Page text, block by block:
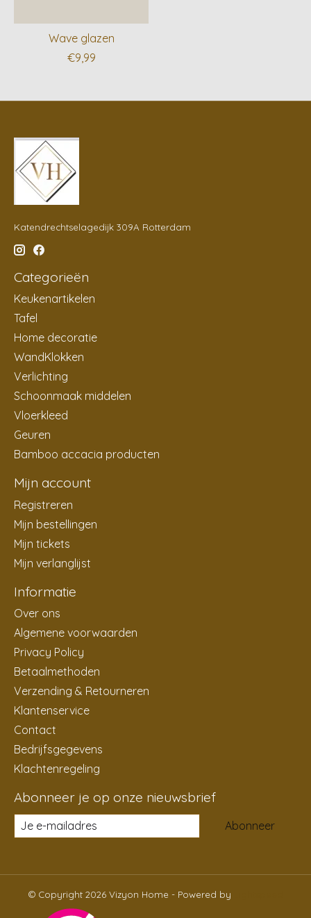
Wave glazen
€9,99
Katendrechtselagedijk 309A Rotterdam
Categorieën
Keukenartikelen
Tafel
Home decoratie
WandKlokken
Verlichting
Schoonmaak middelen
Vloerkleed
Geuren
Bamboo accacia producten
Mijn account
Registreren
Mijn bestellingen
Mijn tickets
Mijn verlanglijst
Informatie
Over ons
Algemene voorwaarden
Privacy Policy
Betaalmethoden
Verzending & Retourneren
Klantenservice
Contact
Bedrijfsgegevens
Klachtenregeling
Abonneer je op onze nieuwsbrief
Abonneer
© Copyright 2026 Vizyon Home - Powered by